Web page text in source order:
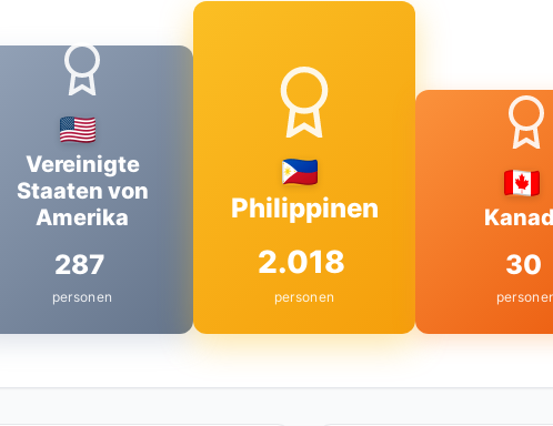
Vereinigte
Staaten von
Amerika
287
personen
Philippinen
2.018
personen
30